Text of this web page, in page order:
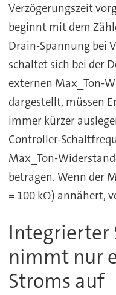
Verzögerungszeit
beginnt mit dem
Drain-Spannung bei
schaltet sich bei der
externen Max_Ton-
dargestellt, müssen
immer kürzer
Controller-
Max_Ton-
betragen. Wenn der
= 100 kΩ) annähert,
Integrierter
nimmt nur
Stroms auf